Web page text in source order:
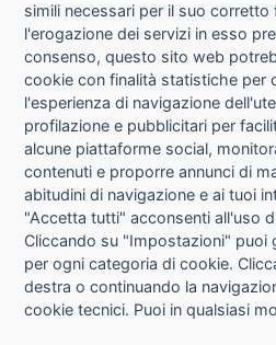
CHI SIAMO
CONDIZIONI DI
RICHIESTA
PRIVACY
simili necessari per il suo
l'erogazione dei servizi in esso
consenso, questo sito web
cookie con finalità statistiche per
l'esperienza di navigazione
profilazione e pubblicitari per
alcune piattaforme social,
contenuti e proporre annunci di
abitudini di navigazione e ai tuoi
"Accetta tutti" acconsenti all'uso
Cliccando su "Impostazioni" puoi
per ogni categoria di cookie.
destra o continuando la
cookie tecnici. Puoi in qualsiasi